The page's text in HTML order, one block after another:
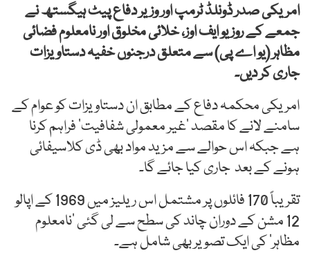
امریکی صدر ڈونلڈ ٹرمپ اور وزیر دفاع پیٹ ہیگستھ نے
جمعے کے روز یو ایف اوز، خلائی مخلوق اور نامعلوم فضائی
مظاہر (یو اے پی) سے متعلق درجنوں خفیہ دستاویزات
جاری کر دیں۔
امریکی محکمہ دفاع کے مطابق ان دستاویزات کو عوام کے
سامنے لانے کا مقصد ’غیر معمولی شفافیت‘ فراہم کرنا
ہے جبکہ اس حوالے سے مزید مواد بھی ڈی کلاسیفائی
ہونے کے بعد جاری کیا جائے گا۔
تقریباً 170 فائلوں پر مشتمل اس ریلیز میں 1969 کے اپالو
12 مشن کے دوران چاند کی سطح سے لی گئی ’نامعلوم
مظاہر‘ کی ایک تصویر بھی شامل ہے۔